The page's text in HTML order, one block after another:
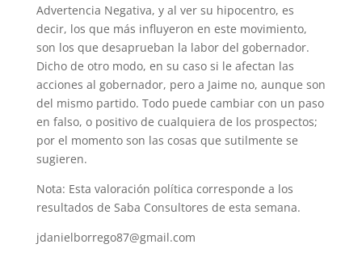
Advertencia Negativa, y al ver su hipocentro, es
decir, los que más influyeron en este movimiento,
son los que desaprueban la labor del gobernador.
Dicho de otro modo, en su caso si le afectan las
acciones al gobernador, pero a Jaime no, aunque son
del mismo partido. Todo puede cambiar con un paso
en falso, o positivo de cualquiera de los prospectos;
por el momento son las cosas que sutilmente se
sugieren.
Nota: Esta valoración política corresponde a los
resultados de Saba Consultores de esta semana.
jdanielborrego87@gmail.com